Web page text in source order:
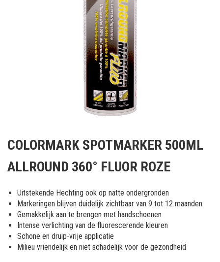
het
van
afbeeldingen-
gallerij
COLORMARK SPOTMARKER 500ML
ALLROUND 360° FLUOR ROZE
Uitstekende Hechting ook op natte ondergronden
Markeringen blijven duidelijk zichtbaar van 9 tot 12 maanden
Gemakkelijk aan te brengen met handschoenen
Intense verlichting van de fluorescerende kleuren
Schone en druip-vrije applicatie
Milieu vriendelijk en niet schadelijk voor de gezondheid